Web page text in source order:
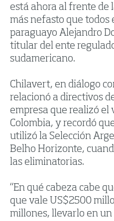
está ahora al frente de
más nefasto que todos
paraguayo Alejandro
titular del ente
sudamericano.
Chilavert, en diálogo
relacionó a directivos
empresa que realizó el
Colombia, y recordó
utilizó la Selección
Belho Horizonte,
las eliminatorias.
“En qué cabeza cabe
que vale US$2500
millones, llevarlo en